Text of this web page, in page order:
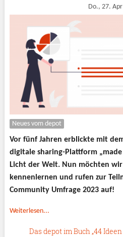
Do., 27.
Neues vom depot
Vor fünf Jahren erblickte mit
digitale sharing-Plattform
Licht der Welt. Nun möchten
kennenlernen und rufen zur
Community Umfrage 2023 auf!
Weiterlesen...
Das depot im Buch „44